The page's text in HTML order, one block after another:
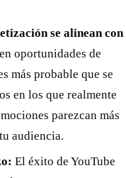
se alinean con
oportunidades de
más probable que se
en los que realmente
parezcan más
audiencia.
El éxito de YouTube